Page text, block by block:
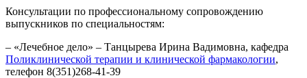
Консультации по профессиональному сопровождению
выпускников по специальностям:
– «Лечебное дело» – Танцырева Ирина Вадимовна, кафедра
Поликлинической терапии и клинической фармакологии,
телефон 8(351)268-41-39